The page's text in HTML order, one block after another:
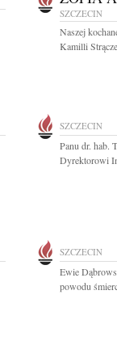
SZCZECIN
Naszej
Kamilli
SZCZECIN
Panu dr. hab.
Dyrektorowi
SZCZECIN
Ewie
powodu